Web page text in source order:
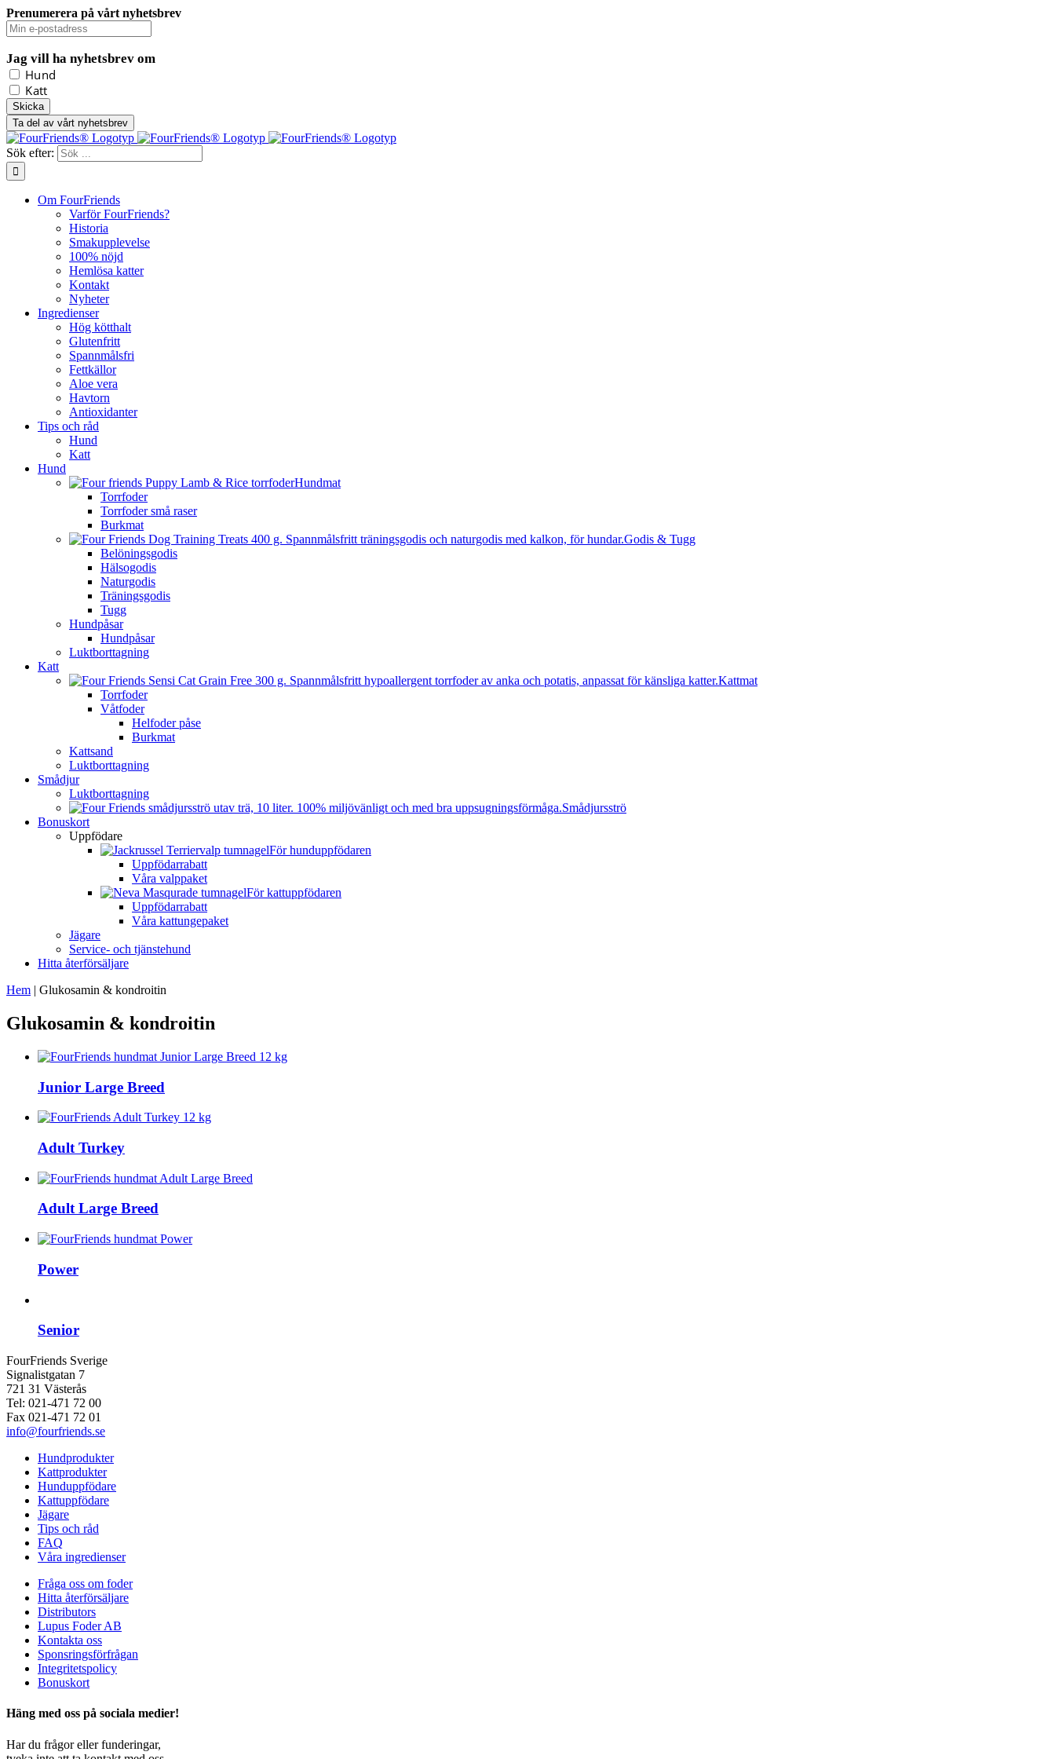
Prenumerera på vårt nyhetsbrev
Jag vill ha nyhetsbrev om
Hund
Katt
Ta del av vårt nyhetsbrev
Sök efter:
Om FourFriends
Varför FourFriends?
Historia
Smakupplevelse
100% nöjd
Hemlösa katter
Kontakt
Nyheter
Ingredienser
Hög kötthalt
Glutenfritt
Spannmålsfri
Fettkällor
Aloe vera
Havtorn
Antioxidanter
Tips och råd
Hund
Katt
Hund
Hundmat
Torrfoder
Torrfoder små raser
Burkmat
Godis & Tugg
Belöningsgodis
Hälsogodis
Naturgodis
Träningsgodis
Tugg
Hundpåsar
Hundpåsar
Luktborttagning
Katt
Kattmat
Torrfoder
Våtfoder
Helfoder påse
Burkmat
Kattsand
Luktborttagning
Smådjur
Luktborttagning
Smådjursströ
Bonuskort
Uppfödare
För hunduppfödaren
Uppfödarrabatt
Våra valppaket
För kattuppfödaren
Uppfödarrabatt
Våra kattungepaket
Jägare
Service- och tjänstehund
Hitta återförsäljare
Hem | Glukosamin & kondroitin
Glukosamin & kondroitin
Junior Large Breed
Adult Turkey
Adult Large Breed
Power
Senior
FourFriends Sverige
Signalistgatan 7
721 31 Västerås
Tel: 021-471 72 00
Fax 021-471 72 01
info@fourfriends.se
Hundprodukter
Kattprodukter
Hunduppfödare
Kattuppfödare
Jägare
Tips och råd
FAQ
Våra ingredienser
Fråga oss om foder
Hitta återförsäljare
Distributors
Lupus Foder AB
Kontakta oss
Sponsringsförfrågan
Integritetspolicy
Bonuskort
Häng med oss på sociala medier!
Har du frågor eller funderingar,